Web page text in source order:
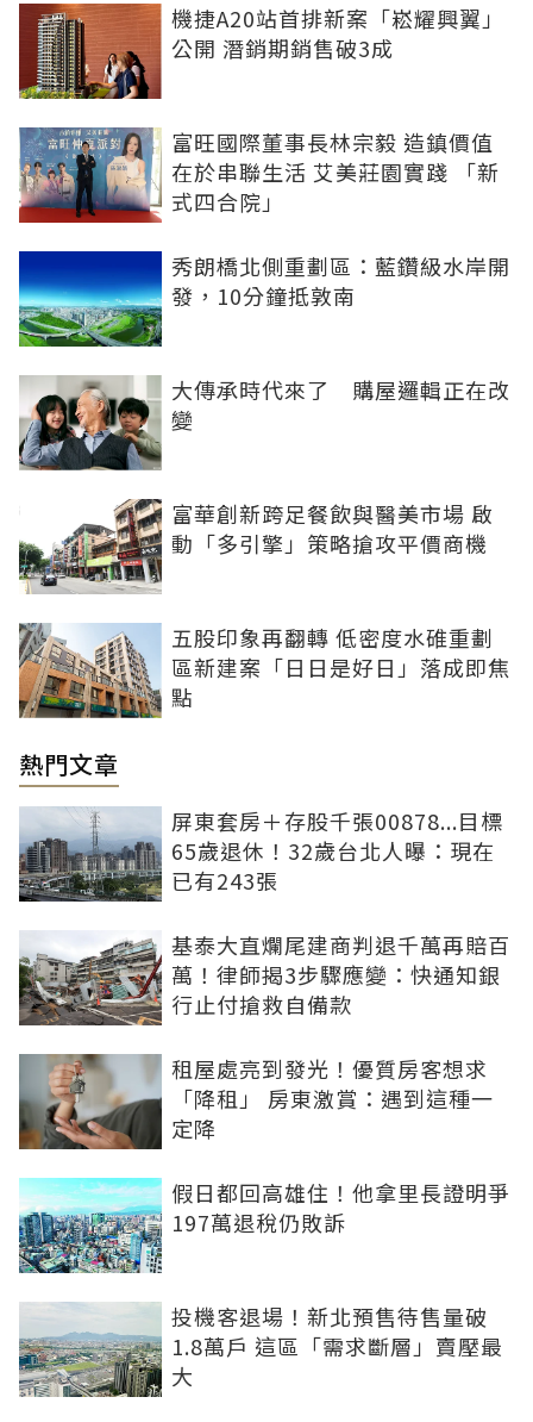
機捷A20站首排新案「崧耀興翼」
公開 潛銷期銷售破3成
富旺國際董事長林宗毅 造鎮價值
在於串聯生活 艾美莊園實踐 「新
式四合院」
秀朗橋北側重劃區：藍鑽級水岸開
發，10分鐘抵敦南
大傳承時代來了 購屋邏輯正在改
變
富華創新跨足餐飲與醫美市場 啟
動「多引擎」策略搶攻平價商機
五股印象再翻轉 低密度水碓重劃
區新建案「日日是好日」落成即焦
點
熱門文章
屏東套房＋存股千張00878...目標
65歲退休！32歲台北人曝：現在
已有243張
基泰大直爛尾建商判退千萬再賠百
萬！律師揭3步驟應變：快通知銀
行止付搶救自備款
租屋處亮到發光！優質房客想求
「降租」 房東激賞：遇到這種一
定降
假日都回高雄住！他拿里長證明爭
197萬退稅仍敗訴
投機客退場！新北預售待售量破
1.8萬戶 這區「需求斷層」賣壓最
大